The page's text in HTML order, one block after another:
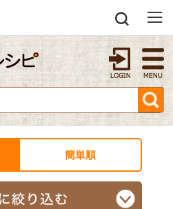
簡単順